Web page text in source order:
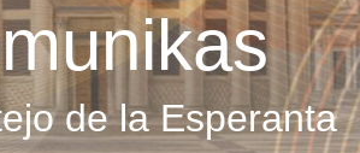
de la Esperanta